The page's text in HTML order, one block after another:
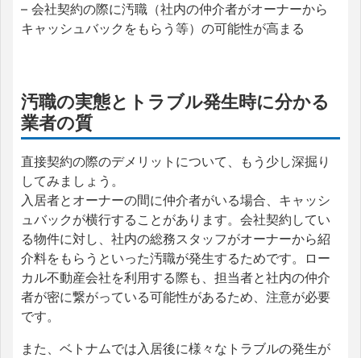
– 会社契約の際に汚職（社内の仲介者がオーナーから
キャッシュバックをもらう等）の可能性が高まる
汚職の実態とトラブル発生時に分かる
業者の質
直接契約の際のデメリットについて、もう少し深掘り
してみましょう。
入居者とオーナーの間に仲介者がいる場合、キャッシ
ュバックが横行することがあります。会社契約してい
る物件に対し、社内の総務スタッフがオーナーから紹
介料をもらうといった汚職が発生するためです。ロー
カル不動産会社を利用する際も、担当者と社内の仲介
者が密に繋がっている可能性があるため、注意が必要
です。
また、ベトナムでは入居後に様々なトラブルの発生が